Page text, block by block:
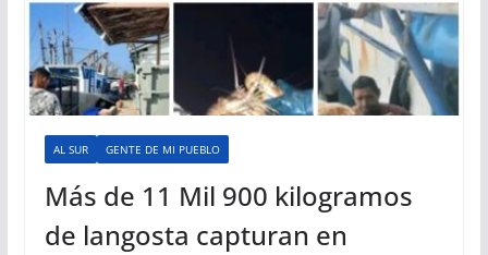
AL SUR GENTE DE MI PUEBLO
Más de 11 Mil 900 kilogramos
de langosta capturan en